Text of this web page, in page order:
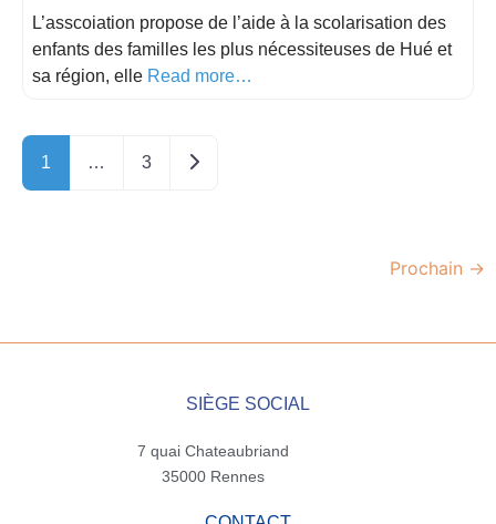
L’asscoiation propose de l’aide à la scolarisation des
enfants des familles les plus nécessiteuses de Hué et
sa région, elle Read more…
1 … 3 Older posts
Prochain →
SIÈGE SOCIAL
7 quai Chateaubriand
35000 Rennes